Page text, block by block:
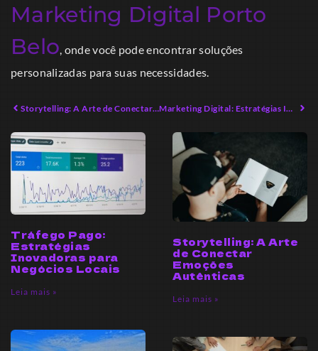
Marketing Digital Porto
Belo , onde você pode encontrar soluções
personalizadas para suas necessidades.
Storytelling: A Arte de Conectar Emoções e Vender Mais Marketing Digital: Estratégias Inovadoras para o Sucesso em 2026
Tráfego Pago:
Estratégias
Inovadoras para
Negócios Locais
Leia mais »
Storytelling: A Arte
de Conectar
Emoções
Autênticas
Leia mais »